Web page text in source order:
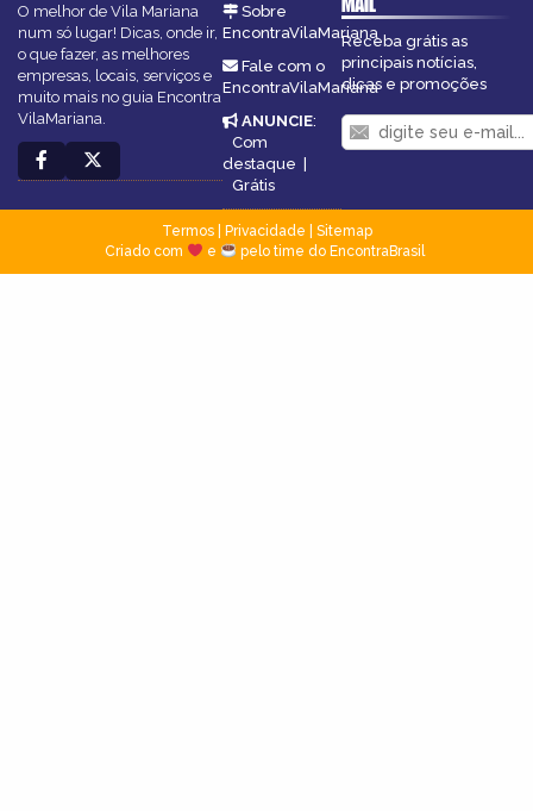
O melhor de Vila Mariana
num só lugar! Dicas, onde ir,
o que fazer, as melhores
empresas, locais, serviços e
muito mais no guia Encontra
VilaMariana.
Sobre
EncontraVilaMariana
Fale com o
EncontraVilaMariana
ANUNCIE:
Com
destaque |
Grátis
Receba grátis as
principais notícias,
dicas e promoções
Termos| Privacidade
Sitemap
Criado com
e pelo time do EncontraBrasil